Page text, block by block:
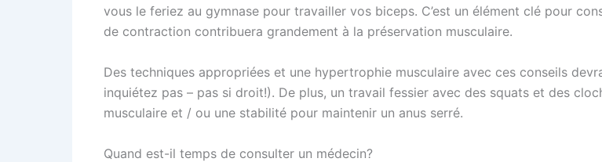
vous le feriez au gymnase pour travailler vos biceps. C’est un élément clé pour
de contraction contribuera grandement à la préservation musculaire.
Des techniques appropriées et une hypertrophie musculaire avec ces conseils
inquiétez pas – pas si droit!). De plus, un travail fessier avec des squats et des
musculaire et / ou une stabilité pour maintenir un anus serré.
Quand est-il temps de consulter un médecin?